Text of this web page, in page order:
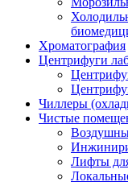
Хроматография
Центрифуги
Чиллеры
Чистые
Лифты